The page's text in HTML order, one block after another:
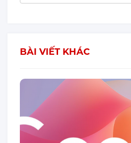
BÀI VIẾT KHÁC